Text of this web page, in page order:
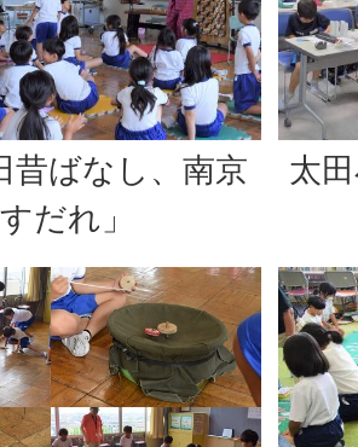
昔ばなし、南京
だれ」
太